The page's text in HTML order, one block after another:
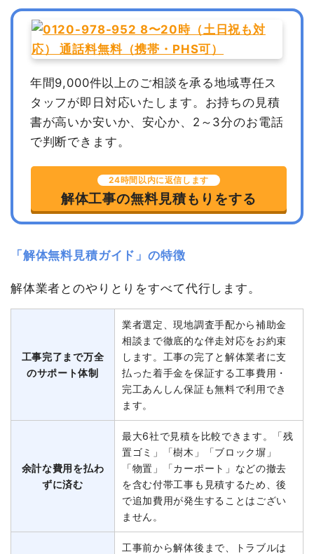
年間9,000件以上のご相談を承る地域専任ス
タッフが即日対応いたします。 お持ちの見積
書が高いか安いか、安心か、2～3分のお電話
で判断できます。
24時間以内に返信します
解体工事の無料見積もりをする
「解体無料見積ガイド」の特徴
解体業者とのやりとりをすべて代行します。
工事完了まで万全
のサポート体制
業者選定、現地調査手配から補助金
相談まで徹底的な伴走対応をお約束
します。工事の完了と解体業者に支
払った着手金を保証する工事費用・
完工あんしん保証も無料で利用でき
ます。
余計な費用を払わ
ずに済む
最大6社で見積を比較できます。「残
置ゴミ」「樹木」「ブロック塀」
「物置」「カーポート」などの撤去
を含む付帯工事も見積するため、後
で追加費用が発生することはござい
ません。
工事前から解体後まで、トラブルは